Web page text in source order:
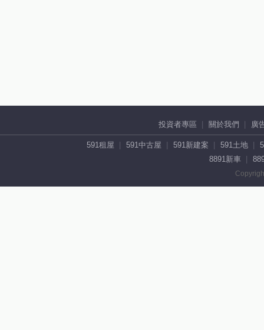
投資者專區 關於我們 廣
591租屋 591中古屋 591新建案 591土地
8891新車